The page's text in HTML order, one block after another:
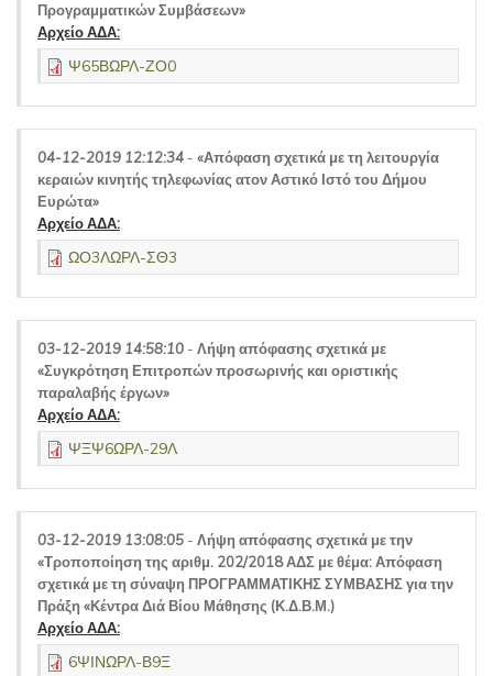
Προγραμματικών Συμβάσεων»
Αρχείο ΑΔΑ:
Ψ65ΒΩΡΛ-ΖΟ0
04-12-2019 12:12:34 - «Απόφαση σχετικά με τη λειτουργία
κεραιών κινητής τηλεφωνίας ατον Αστικό Ιστό του Δήμου
Ευρώτα»
Αρχείο ΑΔΑ:
ΩΟ3ΛΩΡΛ-ΣΘ3
03-12-2019 14:58:10 - Λήψη απόφασης σχετικά με
«Συγκρότηση Επιτροπών προσωρινής και οριστικής
παραλαβής έργων»
Αρχείο ΑΔΑ:
ΨΞΨ6ΩΡΛ-29Λ
03-12-2019 13:08:05 - Λήψη απόφασης σχετικά με την
«Τροποποίηση της αριθμ. 202/2018 ΑΔΣ με θέμα: Απόφαση
σχετικά με τη σύναψη ΠΡΟΓΡΑΜΜΑΤΙΚΗΣ ΣΥΜΒΑΣΗΣ για την
Πράξη «Κέντρα Διά Βίου Μάθησης (Κ.Δ.Β.Μ.)
Αρχείο ΑΔΑ:
6ΨΙΝΩΡΛ-Β9Ξ